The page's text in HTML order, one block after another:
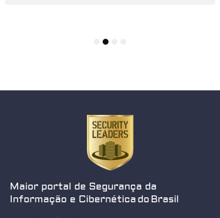
Maior portal de Segurança da
Informação e Cibernética do Brasil